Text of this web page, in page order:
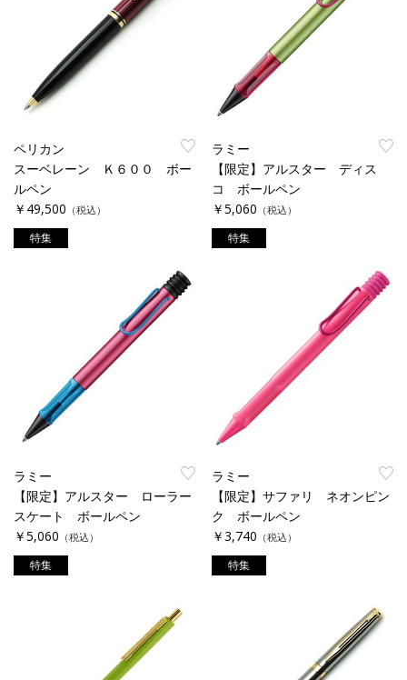
ペリカン
スーベレーン Ｋ６００ ボー
ルペン
￥49,500 （税込）
特集
ラミー
【限定】アルスター ディス
コ ボールペン
￥5,060 （税込）
特集
ラミー
【限定】アルスター ローラー
スケート ボールペン
￥5,060 （税込）
特集
ラミー
【限定】サファリ ネオンピン
ク ボールペン
￥3,740 （税込）
特集